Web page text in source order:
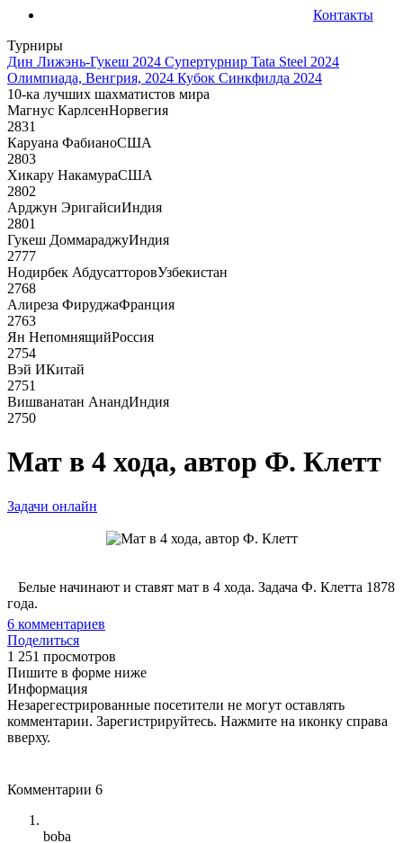
Контакты
Турниры
Дин Лижэнь-Гукеш 2024 Супертурнир Tata Steel 2024
Олимпиада, Венгрия, 2024 Кубок Синкфилда 2024
10-ка лучших шахматистов мира
Магнус КарлсенНорвегия
2831
Каруана ФабианоСША
2803
Хикару НакамураСША
2802
Арджун ЭригайсиИндия
2801
Гукеш ДоммараджуИндия
2777
Нодирбек АбдусатторовУзбекистан
2768
Алиреза ФируджаФранция
2763
Ян НепомнящийРоссия
2754
Вэй ИКитай
2751
Вишванатан АнандИндия
2750
Мат в 4 хода, автор Ф. Клетт
Задачи онлайн
Белые начинают и ставят мат в 4 хода. Задача Ф. Клетта 1878
года.
6 комментариев
Поделиться
1 251 просмотров
Пишите в форме ниже
Информация
Незарегестрированные посетители не могут оставлять
комментарии. Зарегистрируйтесь. Нажмите на иконку справа
вверху.
Комментарии 6
boba